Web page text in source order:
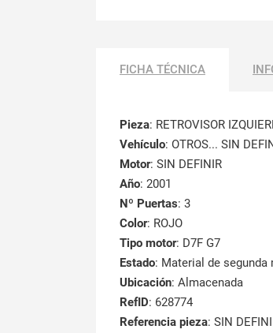
FICHA TÉCNICA
Pieza: RETROVISOR
Vehículo: OTROS... SIN
Motor: SIN DEFINIR
Año: 2001
Nº Puertas: 3
Color: ROJO
Tipo motor: D7F G7
Estado: Material de segunda
Ubicación: Almacenada
RefID: 628774
Referencia pieza: SIN